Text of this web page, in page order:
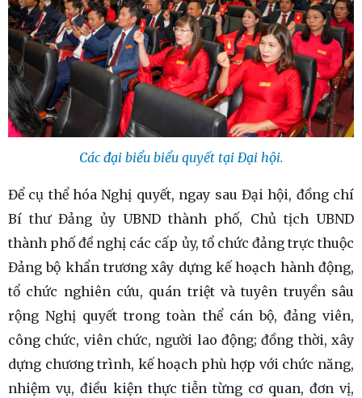
Các đại biểu biểu quyết tại Đại hội.
Để cụ thể hóa Nghị quyết, ngay sau Đại hội, đồng chí
Bí thư Đảng ủy UBND thành phố, Chủ tịch UBND
thành phố đề nghị các cấp ủy, tổ chức đảng trực thuộc
Đảng bộ khẩn trương xây dựng kế hoạch hành động,
tổ chức nghiên cứu, quán triệt và tuyên truyền sâu
rộng Nghị quyết trong toàn thể cán bộ, đảng viên,
công chức, viên chức, người lao động; đồng thời, xây
dựng chương trình, kế hoạch phù hợp với chức năng,
nhiệm vụ, điều kiện thực tiễn từng cơ quan, đơn vị,